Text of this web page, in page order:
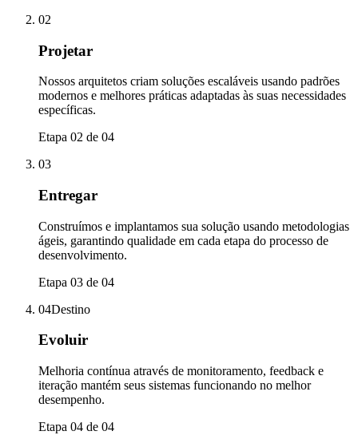
02
Projetar
Nossos arquitetos criam soluções escaláveis usando padrões
modernos e melhores práticas adaptadas às suas necessidades
específicas.
Etapa 02 de 04
03
Entregar
Construímos e implantamos sua solução usando metodologias
ágeis, garantindo qualidade em cada etapa do processo de
desenvolvimento.
Etapa 03 de 04
04Destino
Evoluir
Melhoria contínua através de monitoramento, feedback e
iteração mantém seus sistemas funcionando no melhor
desempenho.
Etapa 04 de 04